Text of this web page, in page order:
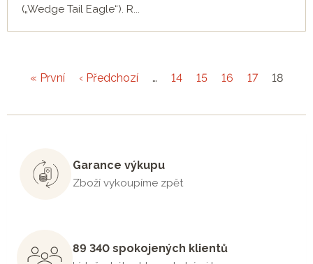
(„Wedge Tail Eagle“). R...
« První ‹ Předchozí … 14 15 16 17 18
Garance výkupu
Zboží vykoupíme zpět
89 340 spokojených klientů